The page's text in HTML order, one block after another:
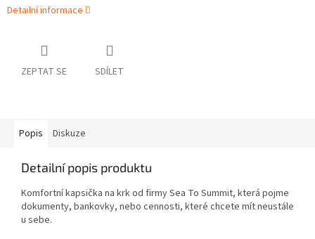
Detailní informace
ZEPTAT SE SDÍLET
Popis Diskuze
Detailní popis produktu
Komfortní kapsička na krk od firmy Sea To Summit, která pojme
dokumenty, bankovky, nebo cennosti, které chcete mít neustále
u sebe.